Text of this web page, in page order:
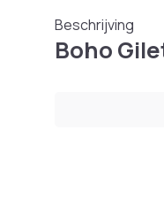
Beschrijving
Boho